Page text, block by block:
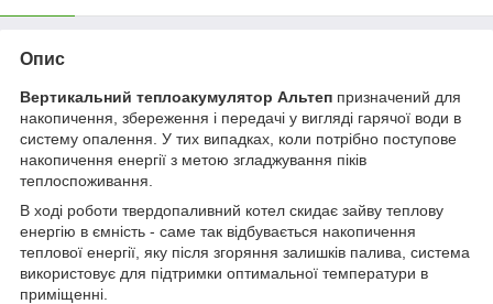
Опис
Вертикальний теплоакумулятор Альтеп призначений для
накопичення, збереження і передачі у вигляді гарячої води в
систему опалення. У тих випадках, коли потрібно поступове
накопичення енергії з метою згладжування піків
теплоспоживання.
В ході роботи твердопаливний котел скидає зайву теплову
енергію в ємність - саме так відбувається накопичення
теплової енергії, яку після згоряння залишків палива, система
використовує для підтримки оптимальної температури в
приміщенні.